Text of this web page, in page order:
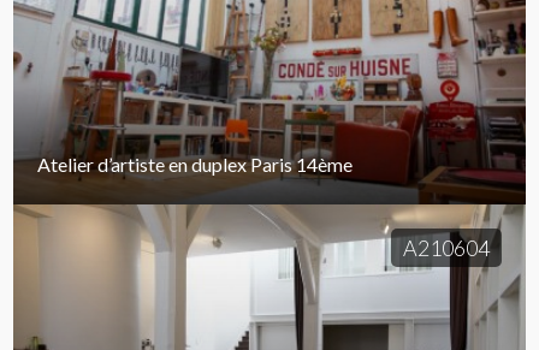
Atelier d’artiste en duplex Paris 14ème
A210604